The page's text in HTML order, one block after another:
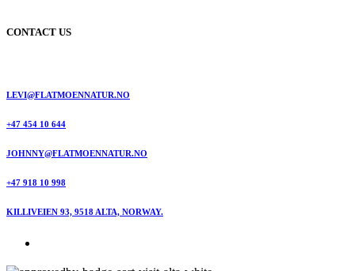
CONTACT US
LEVI@FLATMOENNATUR.NO
+47 454 10 644
JOHNNY@FLATMOENNATUR.NO
+47 918 10 998
KILLIVEIEN 93, 9518 ALTA, NORWAY.